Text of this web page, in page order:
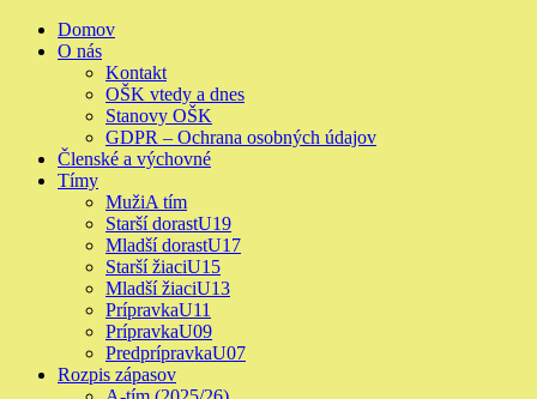
Skip
Primary
Menu
Domov
O nás
Kontakt
OŠK vtedy a dnes
Stanovy OŠK
GDPR – Ochrana osobných údajov
Členské a výchovné
Tímy
MužiA tím
Starší dorastU19
Mladší dorastU17
Starší žiaciU15
Mladší žiaciU13
PrípravkaU11
PrípravkaU09
PredprípravkaU07
Rozpis zápasov